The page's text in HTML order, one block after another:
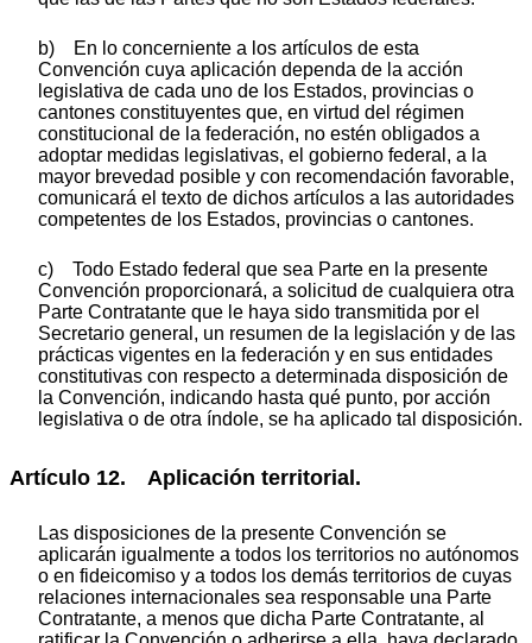
b) En lo concerniente a los artículos de esta
Convención cuya aplicación dependa de la acción
legislativa de cada uno de los Estados, provincias o
cantones constituyentes que, en virtud del régimen
constitucional de la federación, no estén obligados a
adoptar medidas legislativas, el gobierno federal, a la
mayor brevedad posible y con recomendación favorable,
comunicará el texto de dichos artículos a las autoridades
competentes de los Estados, provincias o cantones.
c) Todo Estado federal que sea Parte en la presente
Convención proporcionará, a solicitud de cualquiera otra
Parte Contratante que le haya sido transmitida por el
Secretario general, un resumen de la legislación y de las
prácticas vigentes en la federación y en sus entidades
constitutivas con respecto a determinada disposición de
la Convención, indicando hasta qué punto, por acción
legislativa o de otra índole, se ha aplicado tal disposición.
Artículo 12. Aplicación territorial.
Las disposiciones de la presente Convención se
aplicarán igualmente a todos los territorios no autónomos
o en fideicomiso y a todos los demás territorios de cuyas
relaciones internacionales sea responsable una Parte
Contratante, a menos que dicha Parte Contratante, al